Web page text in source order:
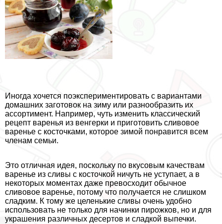
Иногда хочется поэкспериментировать с вариантами
домашних заготовок на зиму или разнообразить их
ассортимент. Например, чуть изменить классический
рецепт варенья из венгерки и приготовить сливовое
варенье с косточками, которое зимой понравится всем
члeнам семьи.
Это отличная идея, поскольку по вкусовым качествам
варенье из сливы с косточкой ничуть не уступает, а в
некоторых моментах даже превосходит обычное
сливовое варенье, потому что получается не слишком
сладким. К тому же целенькие сливы очень удобно
использовать не только для начинки пирожков, но и для
украшения различных десертов и сладкой выпечки.